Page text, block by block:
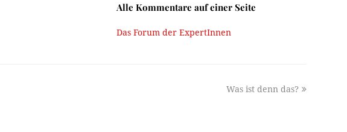
Alle Kommentare auf einer Seite
Das Forum der ExpertInnen
next
Was ist denn das?